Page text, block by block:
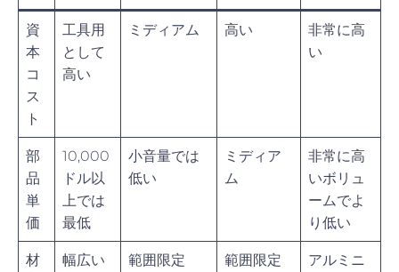
資
本
コ
ス
ト
工具用
として
高い
ミディアム 高い
非常に高
い
部
品
単
価
10,000
ドル以
上では
最低
小音量では
低い
ミディア
ム
非常に高
いボリュ
ームでよ
り低い
材
幅広い
範囲限定 範囲限定
アルミニ